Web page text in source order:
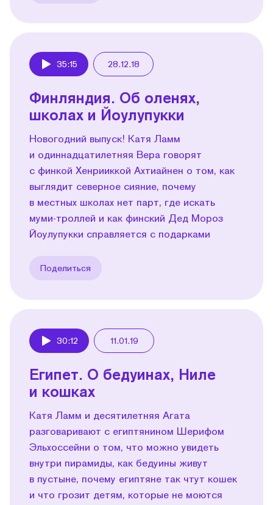
35:15 28.12.18
Финляндия. Об оленях,
школах и Йоулупукки
Новогодний выпуск! Катя Ламм
и одиннадцатилетняя Вера говорят
с финкой Хенрииккой Ахтиайнен о том, как
выглядит северное сияние, почему
в местных школах нет парт, где искать
муми-троллей и как финский Дед Мороз
Йоулупукки справляется с подарками
Поделиться
30:12 11.01.19
Египет. О бедуинах, Ниле
и кошках
Катя Ламм и десятилетняя Агата
разговаривают с египтянином Шерифом
Эльхоссейни о том, что можно увидеть
внутри пира­миды, как бедуины живут
в пустыне, почему египтяне так чтут кошек
и что грозит детям, которые не моются